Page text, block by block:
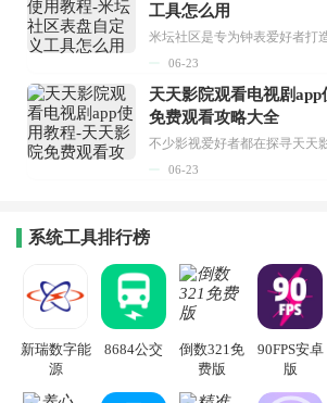
工具怎么用
06-23
天天影院观看电视剧
免费观看攻略大全
06-23
系统工具排行榜
新瑞数字能
源
8684公交
倒数321免
费版
90FPS安卓
版